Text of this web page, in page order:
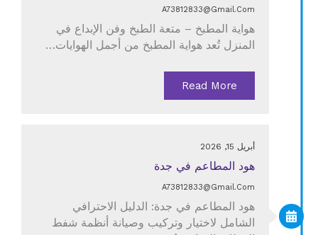
A73812833@gmail.com
هواية المطبخ – متعة الطبخ وفن الإبداع في
المنزل تُعد هواية المطبخ من أجمل الهوايات…
Read More
أبريل 15, 2026
هود المطاعم في جدة
A73812833@gmail.com
هود المطاعم في جدة: الدليل الاحترافي
الشامل لاختيار وتركيب وصيانة أنظمة شفط